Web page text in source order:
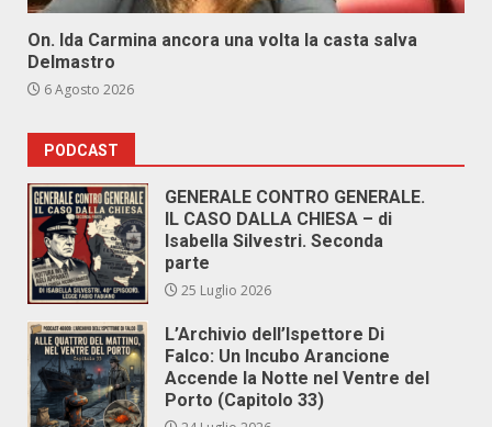
On. Ida Carmina ancora una volta la casta salva
Delmastro
6 Agosto 2026
PODCAST
GENERALE CONTRO GENERALE.
IL CASO DALLA CHIESA – di
Isabella Silvestri. Seconda
parte
25 Luglio 2026
L’Archivio dell’Ispettore Di
Falco: Un Incubo Arancione
Accende la Notte nel Ventre del
Porto (Capitolo 33)